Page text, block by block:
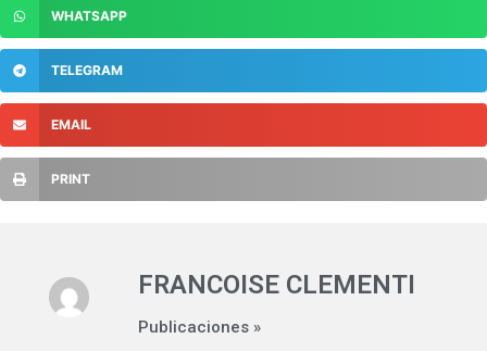
WHATSAPP
TELEGRAM
EMAIL
PRINT
FRANCOISE CLEMENTI
Publicaciones »